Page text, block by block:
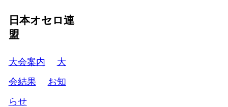
日本オセロ連
盟
大会案内
大
会結果
お知
らせ